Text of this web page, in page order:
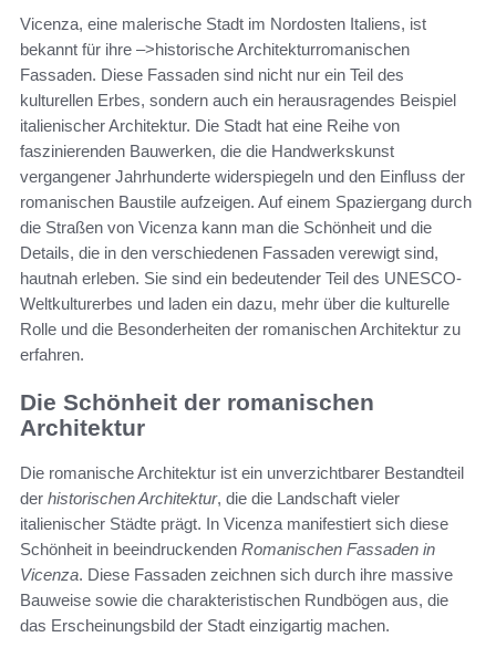
Vicenza, eine malerische Stadt im Nordosten Italiens, ist
bekannt für ihre –>historische Architekturromanischen
Fassaden. Diese Fassaden sind nicht nur ein Teil des
kulturellen Erbes, sondern auch ein herausragendes Beispiel
italienischer Architektur. Die Stadt hat eine Reihe von
faszinierenden Bauwerken, die die Handwerkskunst
vergangener Jahrhunderte widerspiegeln und den Einfluss der
romanischen Baustile aufzeigen. Auf einem Spaziergang durch
die Straßen von Vicenza kann man die Schönheit und die
Details, die in den verschiedenen Fassaden verewigt sind,
hautnah erleben. Sie sind ein bedeutender Teil des UNESCO-
Weltkulturerbes und laden ein dazu, mehr über die kulturelle
Rolle und die Besonderheiten der romanischen Architektur zu
erfahren.
Die Schönheit der romanischen
Architektur
Die romanische Architektur ist ein unverzichtbarer Bestandteil
der historischen Architektur, die die Landschaft vieler
italienischer Städte prägt. In Vicenza manifestiert sich diese
Schönheit in beeindruckenden Romanischen Fassaden in
Vicenza. Diese Fassaden zeichnen sich durch ihre massive
Bauweise sowie die charakteristischen Rundbögen aus, die
das Erscheinungsbild der Stadt einzigartig machen.